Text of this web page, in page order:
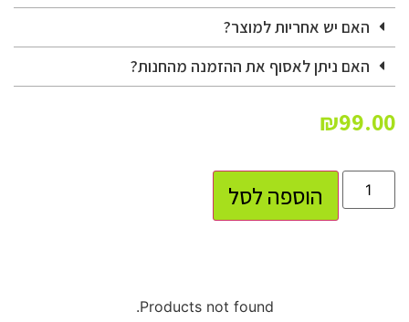
האם יש אחריות למוצר?
האם ניתן לאסוף את ההזמנה מהחנות?
₪99.00
הוספה לסל
Products not found.